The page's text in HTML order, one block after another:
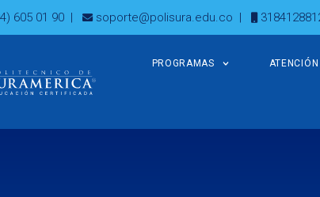
605 01 90 | soporte@polisura.edu.co |
PROGRAMAS